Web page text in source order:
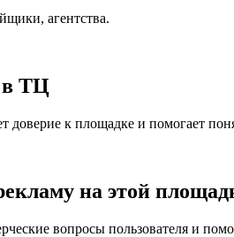
агентства.
в ТЦ
доверие к площадке и помогает
на этой
вопросы пользователя и